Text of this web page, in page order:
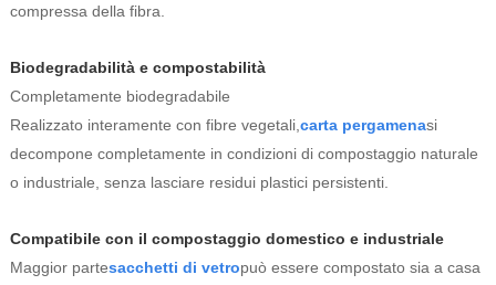
compressa della fibra.
Biodegradabilità e compostabilità
Completamente biodegradabile
Realizzato interamente con fibre vegetali, carta pergamenasi
decompone completamente in condizioni di compostaggio naturale
o industriale, senza lasciare residui plastici persistenti.
Compatibile con il compostaggio domestico e industriale
Maggior partesacchetti di vetropuò essere compostato sia a casa